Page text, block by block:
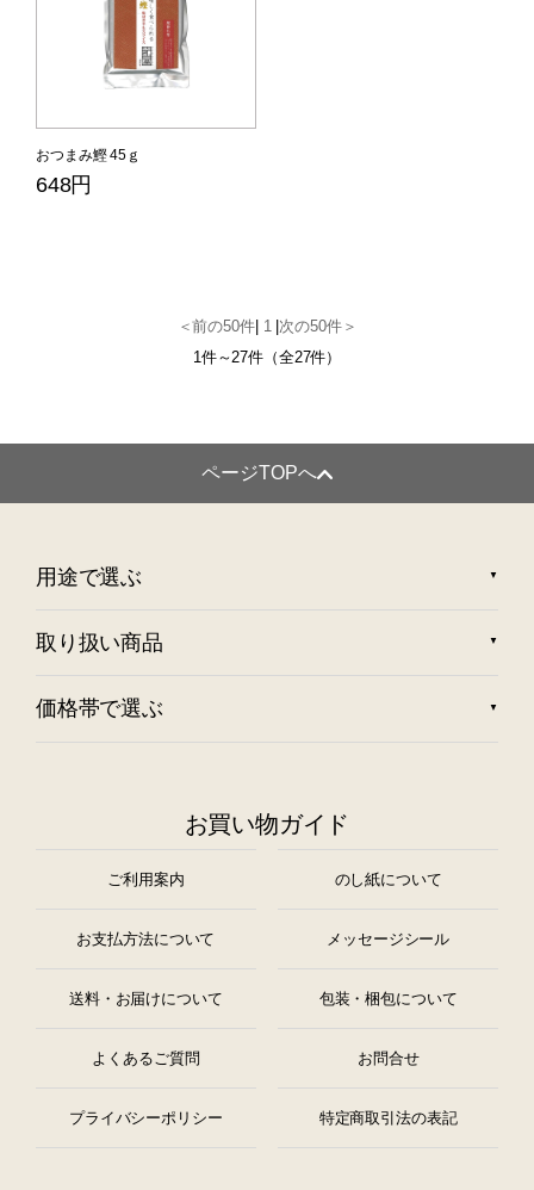
おつまみ鰹 45ｇ
648円
＜前の50件| 1| 次の50件＞
1件～27件（全27件）
ページTOPへ
用途で選ぶ
取り扱い商品
価格帯で選ぶ
お買い物ガイド
ご利用案内 のし紙について
お支払方法について メッセージシール
送料・お届けについて 包装・梱包について
よくあるご質問 お問合せ
プライバシーポリシー 特定商取引法の表記